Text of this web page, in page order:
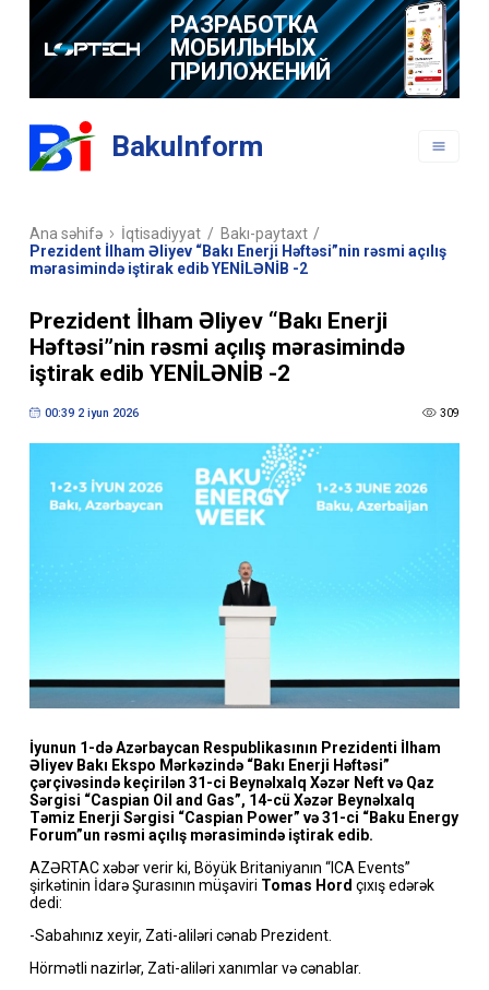
МОБИЛЬНЫХ
ПРИЛОЖЕНИЙ
BakuInform
Ana səhifə İqtisadiyyat / Bakı-paytaxt /
Prezident İlham Əliyev “Bakı Enerji Həftəsi”nin rəsmi açılış
mərasimində iştirak edib YENİLƏNİB -2
Prezident İlham Əliyev “Bakı Enerji
Həftəsi”nin rəsmi açılış mərasimində
iştirak edib YENİLƏNİB -2
00:39 2 iyun 2026 309
İyunun 1-də Azərbaycan Respublikasının Prezidenti İlham
Əliyev Bakı Ekspo Mərkəzində “Bakı Enerji Həftəsi”
çərçivəsində keçirilən 31-ci Beynəlxalq Xəzər Neft və Qaz
Sərgisi “Caspian Oil and Gas”, 14-cü Xəzər Beynəlxalq
Təmiz Enerji Sərgisi “Caspian Power” və 31-ci “Baku Energy
Forum”un rəsmi açılış mərasimində iştirak edib.
AZƏRTAC xəbər verir ki, Böyük Britaniyanın “ICA Events”
şirkətinin İdarə Şurasının müşaviri Tomas Hord çıxış edərək
dedi:
-Sabahınız xeyir, Zati-aliləri cənab Prezident.
Hörmətli nazirlər, Zati-aliləri xanımlar və cənablar.